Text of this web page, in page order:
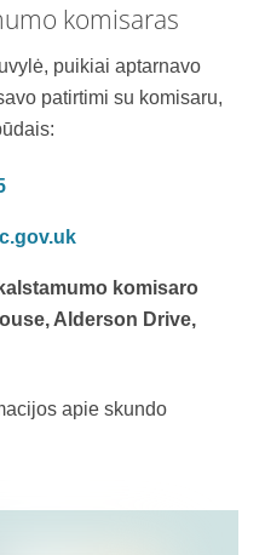
komisaras
puikiai aptarnavo
patirtimi su komisaru,
komisaro
Alderson Drive,
apie skundo